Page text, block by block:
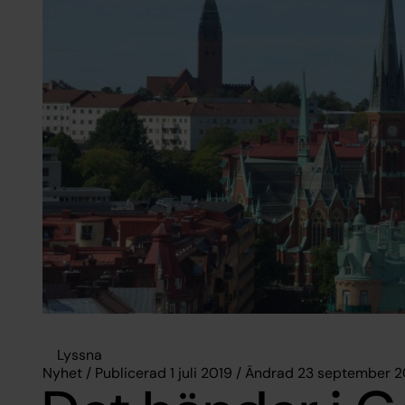
Lyssna
Nyhet / Publicerad 1 juli 2019 / Ändrad 23 september